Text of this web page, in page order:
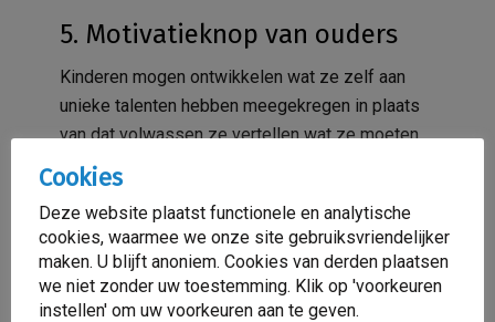
5. Motivatieknop van ouders
Kinderen mogen ontwikkelen wat ze zelf aan
unieke talenten hebben meegekregen in plaats
van dat volwassen ze vertellen wat ze moeten
leren. Bij gedemotiveerd gedrag kan een kind
gedrag van zijn ouders weerspiegelen.
Belangrijk hierbij is dat wij als ouders bij
kindopvoedingmoeten kijken wat wij in ons
gedrag kunnen veranderen om onze kinderen
weer gemotiveerd te kunnen krijgen.
Cookies
Deze website plaatst functionele en analytische
cookies, waarmee we onze site gebruiksvriendelijker
maken. U blijft anoniem. Cookies van derden plaatsen
we niet zonder uw toestemming. Klik op 'voorkeuren
instellen' om uw voorkeuren aan te geven.